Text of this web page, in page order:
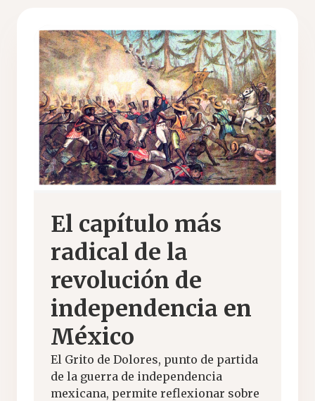
El capítulo más
radical de la
revolución de
independencia en
México
El Grito de Dolores, punto de partida
de la guerra de independencia
mexicana, permite reflexionar sobre